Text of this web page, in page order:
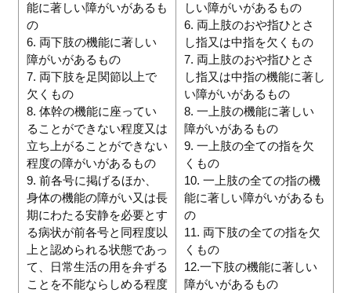
能に著しい障がいがあるも
の
6. 両下肢の機能に著しい
障がいがあるもの
7. 両下肢を足関節以上で
欠くもの
8. 体幹の機能に座ってい
ることができない程度又は
立ち上がることができない
程度の障がいがあるもの
9. 前各号に掲げるほか、
身体の機能の障がい又は長
期にわたる安静を必要とす
る病状が前各号と同程度以
上と認められる状態であっ
て、日常生活の用を弁ずる
ことを不能ならしめる程度
しい障がいがあるもの
6. 両上肢のおや指ひとさ
し指又は中指を欠くもの
7. 両上肢のおや指ひとさ
し指又は中指の機能に著し
い障がいがあるもの
8. 一上肢の機能に著しい
障がいがあるもの
9. 一上肢の全ての指を欠
くもの
10. 一上肢の全ての指の機
能に著しい障がいがあるも
の
11. 両下肢の全ての指を欠
くもの
12.一下肢の機能に著しい
障がいがあるもの